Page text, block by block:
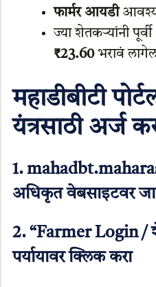
फार्मर आयडी
ज्या शेतकऱ्यांनी
₹23.60भरावं
महाडीबीटी
यंत्रसाठी अर्ज
1.
अधिकृत वेबसाइटवर जा
2. “Farmer Login /
पर्यायावर क्लिक करा